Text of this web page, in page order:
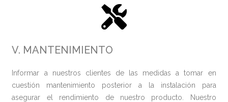
V. MANTENIMIENTO
Informar a nuestros clientes de las medidas a tomar en
cuestión mantenimiento posterior a la instalación para
asegurar el rendimiento de nuestro producto. Nuestro